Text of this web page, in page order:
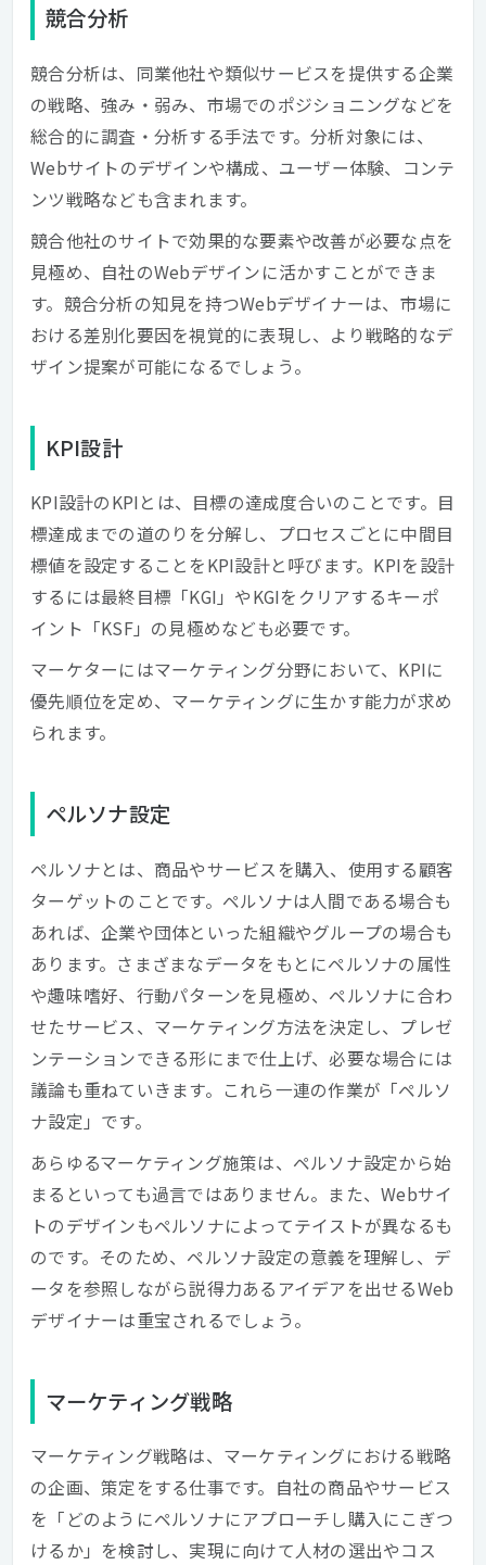
競合分析
競合分析は、同業他社や類似サービスを提供する企業
の戦略、強み・弱み、市場でのポジショニングなどを
総合的に調査・分析する手法です。分析対象には、
Webサイトのデザインや構成、ユーザー体験、コンテ
ンツ戦略なども含まれます。
競合他社のサイトで効果的な要素や改善が必要な点を
見極め、自社のWebデザインに活かすことができま
す。競合分析の知見を持つWebデザイナーは、市場に
おける差別化要因を視覚的に表現し、より戦略的なデ
ザイン提案が可能になるでしょう。
KPI設計
KPI設計のKPIとは、目標の達成度合いのことです。目
標達成までの道のりを分解し、プロセスごとに中間目
標値を設定することをKPI設計と呼びます。KPIを設計
するには最終目標「KGI」やKGIをクリアするキーポ
イント「KSF」の見極めなども必要です。
マーケターにはマーケティング分野において、KPIに
優先順位を定め、マーケティングに生かす能力が求め
られます。
ペルソナ設定
ペルソナとは、商品やサービスを購入、使用する顧客
ターゲットのことです。ペルソナは人間である場合も
あれば、企業や団体といった組織やグループの場合も
あります。さまざまなデータをもとにペルソナの属性
や趣味嗜好、行動パターンを見極め、ペルソナに合わ
せたサービス、マーケティング方法を決定し、プレゼ
ンテーションできる形にまで仕上げ、必要な場合には
議論も重ねていきます。これら一連の作業が「ペルソ
ナ設定」です。
あらゆるマーケティング施策は、ペルソナ設定から始
まるといっても過言ではありません。また、Webサイ
トのデザインもペルソナによってテイストが異なるも
のです。そのため、ペルソナ設定の意義を理解し、デ
ータを参照しながら説得力あるアイデアを出せるWeb
デザイナーは重宝されるでしょう。
マーケティング戦略
マーケティング戦略は、マーケティングにおける戦略
の企画、策定をする仕事です。自社の商品やサービス
を「どのようにペルソナにアプローチし購入にこぎつ
けるか」を検討し、実現に向けて人材の選出やコス